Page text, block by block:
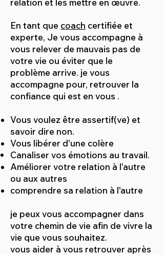
relation et les mettre en œuvre.
En tant que coach certifiée et
experte, Je vous accompagne à
vous relever de mauvais pas de
votre vie ou éviter que le
problème arrive. je vous
accompagne pour, retrouver la
confiance qui est en vous .
Vous voulez être assertif(ve) et
savoir dire non.
Vous libérer d'une colère
Canaliser vos émotions au travail.
Améliorer votre relation à l'autre
ou aux autres
comprendre sa relation à l'autre
je peux vous accompagner dans
votre chemin de vie afin de vivre la
vie que vous souhaitez.
vous aider à vous retrouver après